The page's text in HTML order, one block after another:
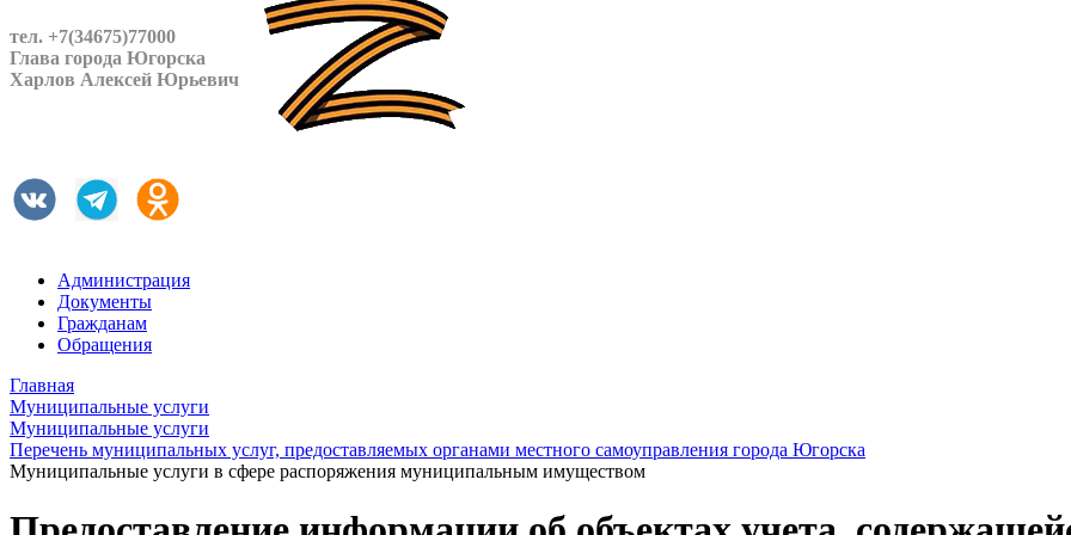
тел. +7(34675)77000
Глава города Югорска
Харлов Алексей Юрьевич
Администрация
Документы
Гражданам
Обращения
Главная
Муниципальные услуги
Муниципальные услуги
Перечень муниципальных услуг, предоставляемых органами местного самоуправления города Югорска
Муниципальные услуги в сфере распоряжения муниципальным имуществом